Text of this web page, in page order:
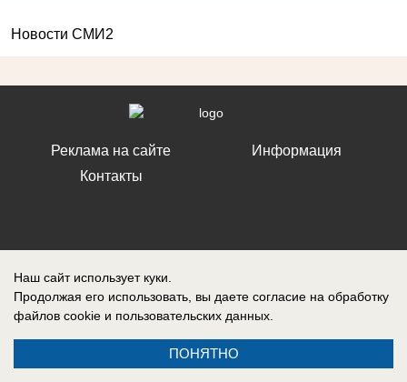
Новости СМИ2
Реклама на сайте
Контакты
Информация
Запись о регистрации СМИ: ЭЛ № ФС 77 – 86242, выдано
Федеральной службой по надзору в сфере связи, информационных
технологий и массовых коммуникаций (Роскомнадзор) 10 ноября 2023
г.
Наш сайт использует куки.
Продолжая его использовать, вы даете согласие на обработку
файлов cookie и пользовательских данных.
ПОНЯТНО